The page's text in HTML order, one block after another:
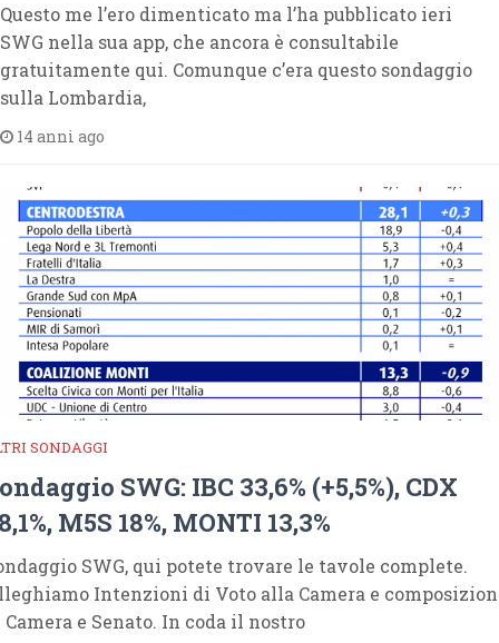
Questo me l’ero dimenticato ma l’ha pubblicato ieri
SWG nella sua app, che ancora è consultabile
gratuitamente qui. Comunque c’era questo sondaggio
sulla Lombardia,
14 anni ago
SONDAGGI
SWG: IBC 33,6% (+5,5%), CDX
M5S 18%, MONTI 13,3%
SWG, qui potete trovare le tavole complete.
Intenzioni di Voto alla Camera e
e Senato. In coda il nostro